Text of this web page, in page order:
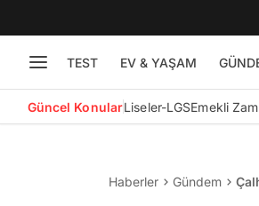
TEST EV & YAŞAM
Güncel KonularLiseler-LGSEmekli
Haberler Gündem